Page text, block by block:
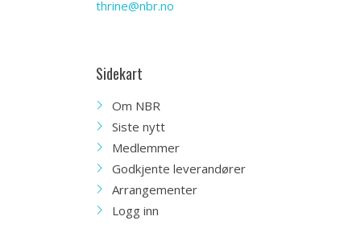
thrine@nbr.no
Sidekart
Om NBR
Siste nytt
Medlemmer
Godkjente leverandører
Arrangementer
Logg inn